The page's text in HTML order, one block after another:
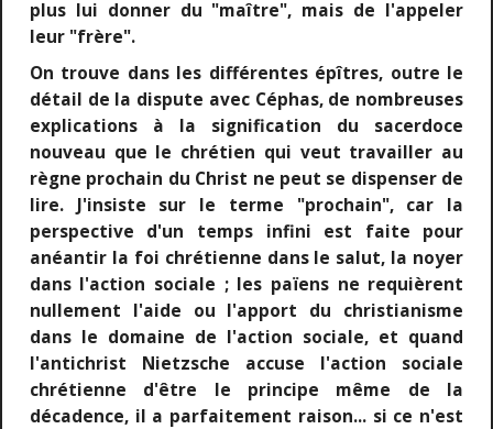
plus lui donner du "maître", mais de l'appeler
leur "frère".
On trouve dans les différentes épîtres, outre le
détail de la dispute avec Céphas, de nombreuses
explications à la signification du sacerdoce
nouveau que le chrétien qui veut travailler au
règne prochain du Christ ne peut se dispenser de
lire. J'insiste sur le terme "prochain", car la
perspective d'un temps infini est faite pour
anéantir la foi chrétienne dans le salut, la noyer
dans l'action sociale ; les païens ne requièrent
nullement l'aide ou l'apport du christianisme
dans le domaine de l'action sociale, et quand
l'antichrist Nietzsche accuse l'action sociale
chrétienne d'être le principe même de la
décadence, il a parfaitement raison... si ce n'est